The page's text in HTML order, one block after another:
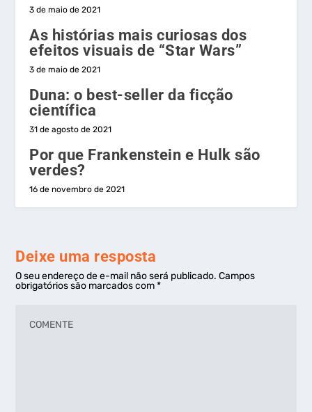
3 de maio de 2021
As histórias mais curiosas dos
efeitos visuais de “Star Wars”
3 de maio de 2021
Duna: o best-seller da ficção
científica
31 de agosto de 2021
Por que Frankenstein e Hulk são
verdes?
16 de novembro de 2021
Deixe uma resposta
O seu endereço de e-mail não será publicado. Campos
obrigatórios são marcados com*